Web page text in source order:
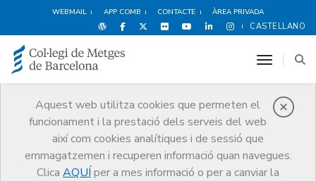
WEBMAIL APP COMB CONTACTE ÀREA PRIVADA
CASTELLANO
Aquest web utilitza cookies que permeten el
funcionament i la prestació dels serveis del web
així com cookies analítiques i de sessió que
emmagatzemen i recuperen informació quan navegues.
Clica AQUÍ per a mes informació o per a canviar la
toggle
Cultura i oci
Altres serveis Cultura i oci
Metges i literatura
Poesies confinades. 100 poemes de l'any de la pandèmia